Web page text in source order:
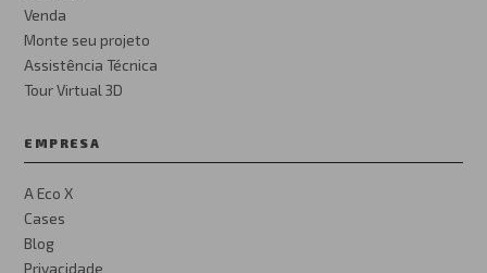
Venda
Monte seu projeto
Assistência Técnica
Tour Virtual 3D
EMPRESA
A Eco X
Cases
Blog
Privacidade